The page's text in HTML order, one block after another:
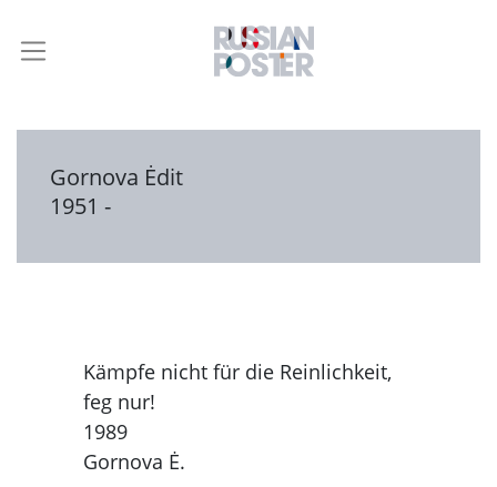
Gornova Ėdit
1951 -
Kämpfe nicht für die Reinlichkeit,
feg nur!
1989
Gornova Ė.